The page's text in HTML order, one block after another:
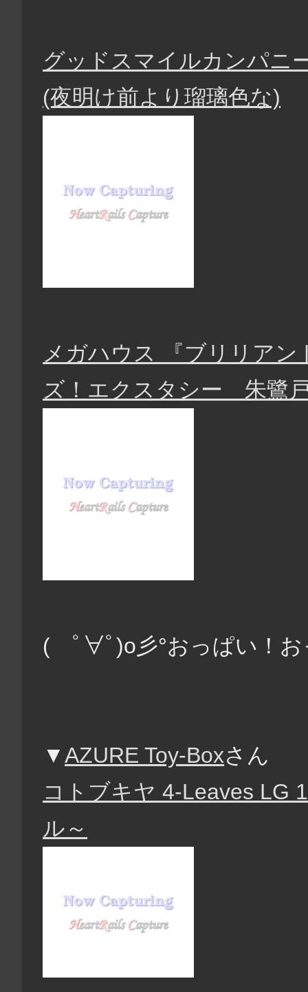
グッドスマイルカンパ
(夜明け前より瑠璃色な)
メガハウス 『ブリリア
ズ！エクスタシー 朱鷺
( ﾟ∀ﾟ)o彡°おっぱい！お
▼AZURE Toy-Boxさん
コトブキヤ 4-Leaves LG
ル～